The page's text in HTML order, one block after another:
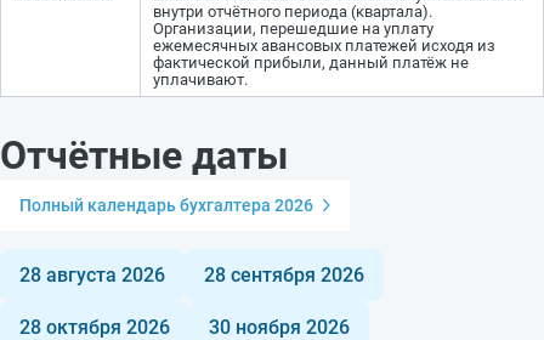
внутри отчётного периода (квартала).
Организации, перешедшие на уплату
ежемесячных авансовых платежей исходя из
фактической прибыли, данный платёж не
уплачивают.
Отчётные даты
Полный календарь бухгалтера 2026
28 августа 2026 28 сентября 2026
28 октября 2026 30 ноября 2026